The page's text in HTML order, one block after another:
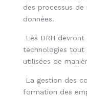
des processus de
données.
Les DRH
technologies tout
utilisées de
La gestion des
formation des